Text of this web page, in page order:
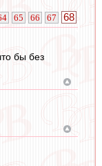
65 66 67 68
бы без